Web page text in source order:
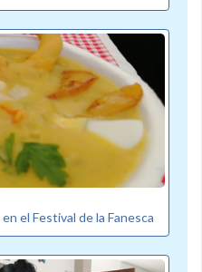
el Festival de la Fanesca